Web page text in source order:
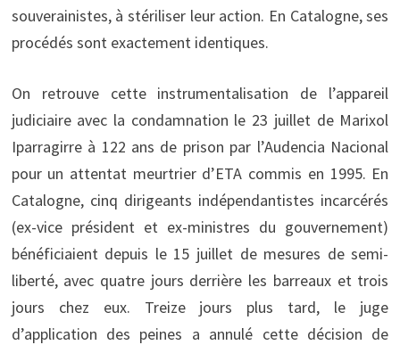
souverainistes, à stériliser leur action. En Catalogne, ses
procédés sont exactement identiques.
On retrouve cette instrumentalisation de l’appareil
judiciaire avec la condamnation le 23 juillet de Marixol
Iparragirre à 122 ans de prison par l’Audencia Nacional
pour un attentat meurtrier d’ETA commis en 1995. En
Catalogne, cinq dirigeants indépendantistes incarcérés
(ex-vice président et ex-ministres du gouvernement)
bénéficiaient depuis le 15 juillet de mesures de semi-
liberté, avec quatre jours derrière les barreaux et trois
jours chez eux. Treize jours plus tard, le juge
d’application des peines a annulé cette décision de